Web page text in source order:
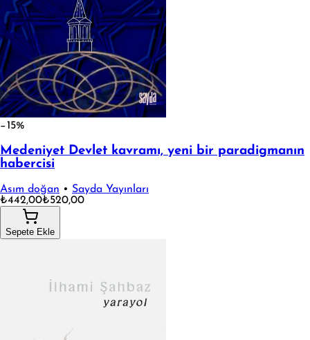
−15%
Medeniyet Devlet kavramı, yeni bir paradigmanın
habercisi
Asım doğan • Sayda Yayınları
₺442,00₺520,00
Sepete Ekle